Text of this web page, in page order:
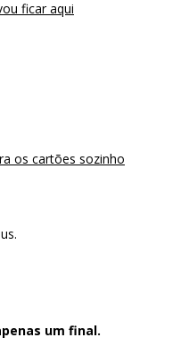
ficar aqui
os cartões sozinho
um final.